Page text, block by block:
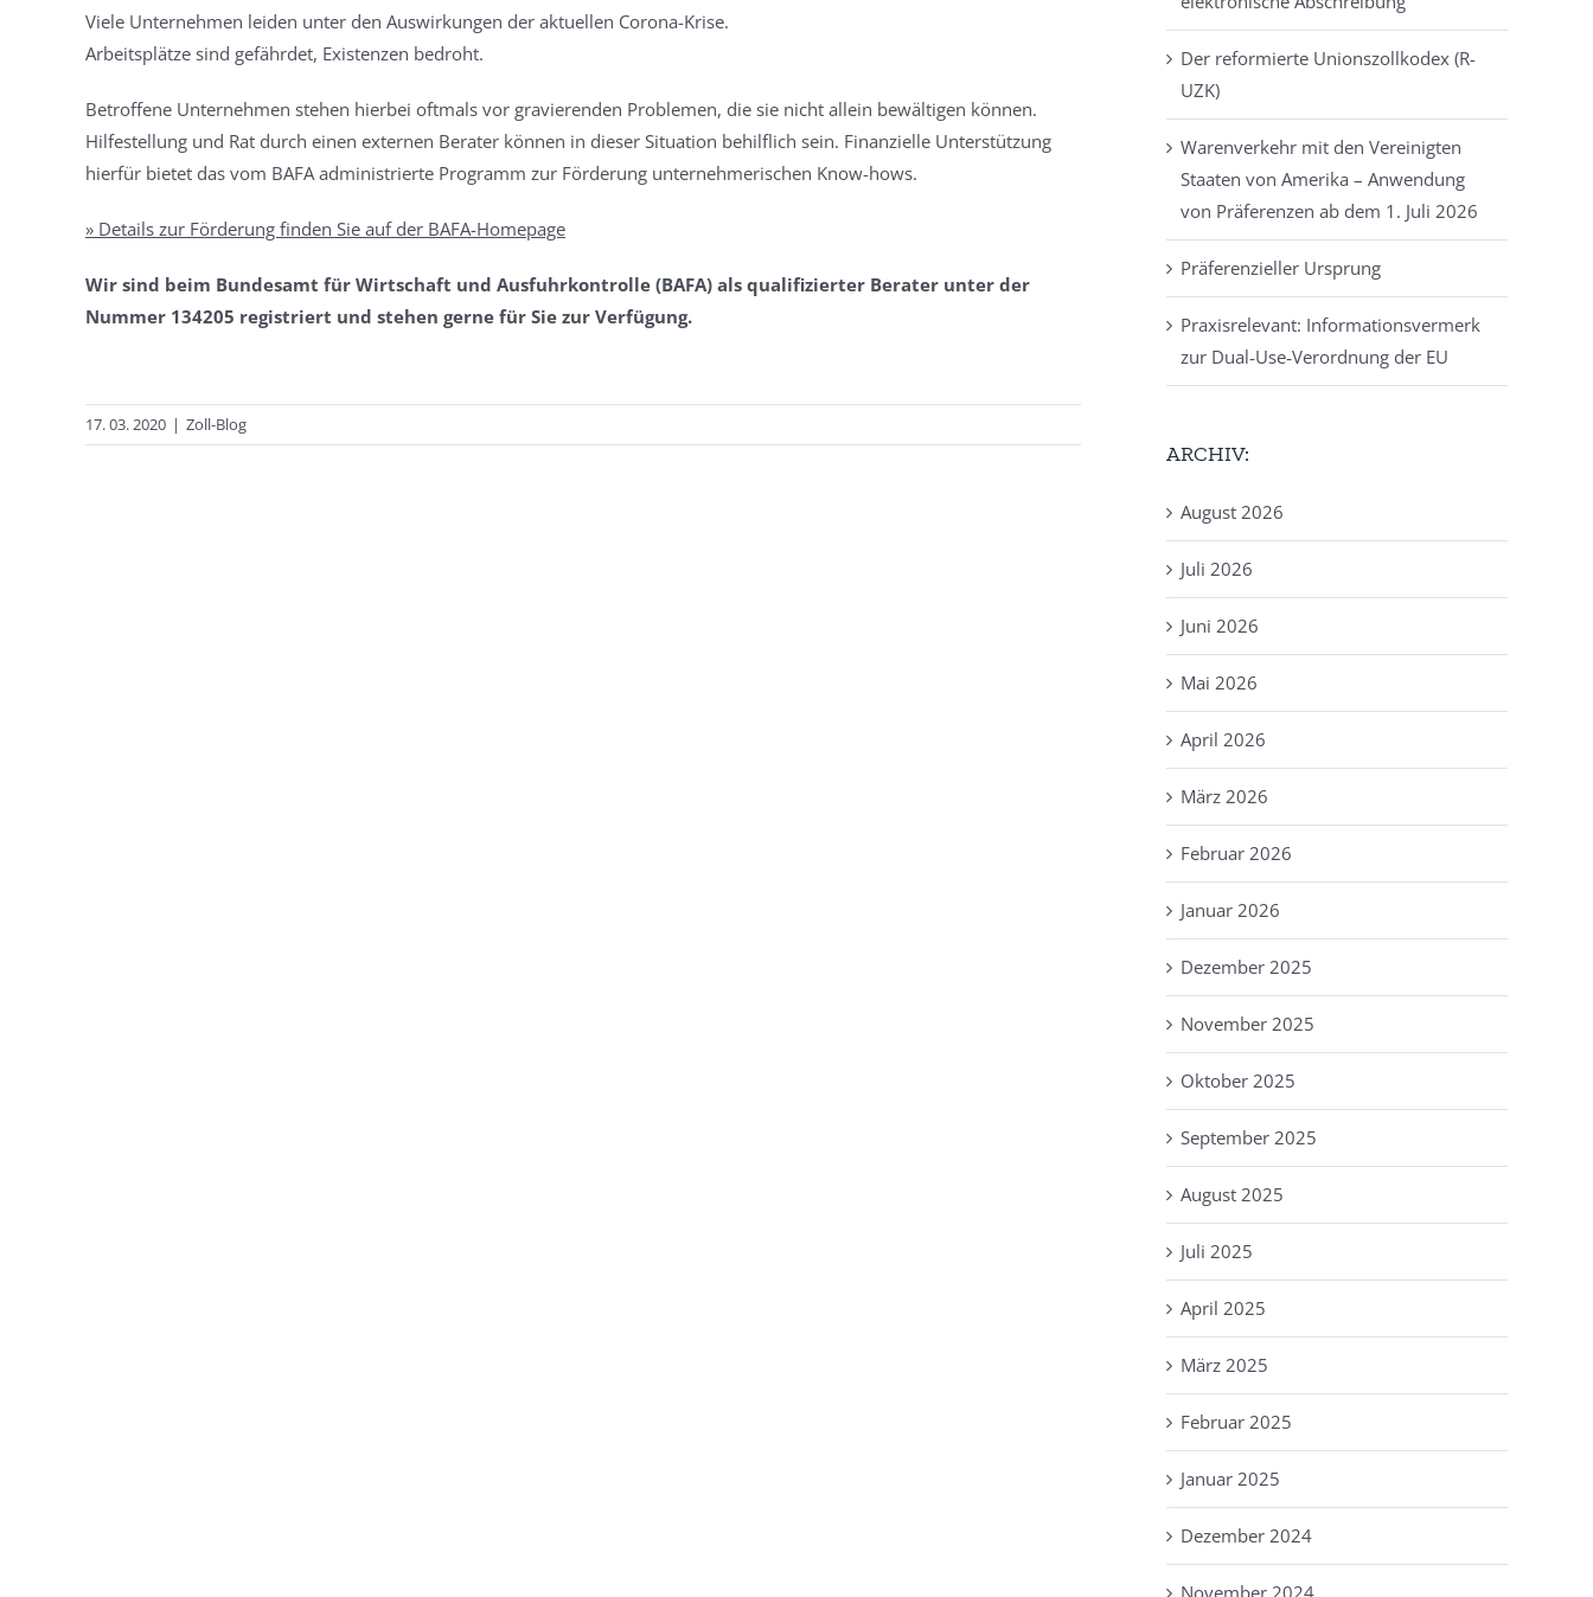
Viele Unternehmen leiden unter den Auswirkungen der aktuellen Corona-Krise.
Arbeitsplätze sind gefährdet, Existenzen bedroht.
Betroffene Unternehmen stehen hierbei oftmals vor gravierenden Problemen, die sie nicht allein bewältigen können.
Hilfestellung und Rat durch einen externen Berater können in dieser Situation behilflich sein. Finanzielle Unterstützung
hierfür bietet das vom BAFA administrierte Programm zur Förderung unternehmerischen Know-hows.
» Details zur Förderung finden Sie auf der BAFA-Homepage
Wir sind beim Bundesamt für Wirtschaft und Ausfuhrkontrolle (BAFA) als qualifizierter Berater unter der
Nummer 134205 registriert und stehen gerne für Sie zur Verfügung.
17. 03. 2020 | Zoll-Blog
Der reformierte Unionszollkodex (R-
UZK)
Warenverkehr mit den Vereinigten
Staaten von Amerika – Anwendung
von Präferenzen ab dem 1. Juli 2026
Präferenzieller Ursprung
Praxisrelevant: Informationsvermerk
zur Dual‑Use‑Verordnung der EU
ARCHIV:
August 2026
Juli 2026
Juni 2026
Mai 2026
April 2026
März 2026
Februar 2026
Januar 2026
Dezember 2025
November 2025
Oktober 2025
September 2025
August 2025
Juli 2025
April 2025
März 2025
Februar 2025
Januar 2025
Dezember 2024
November 2024